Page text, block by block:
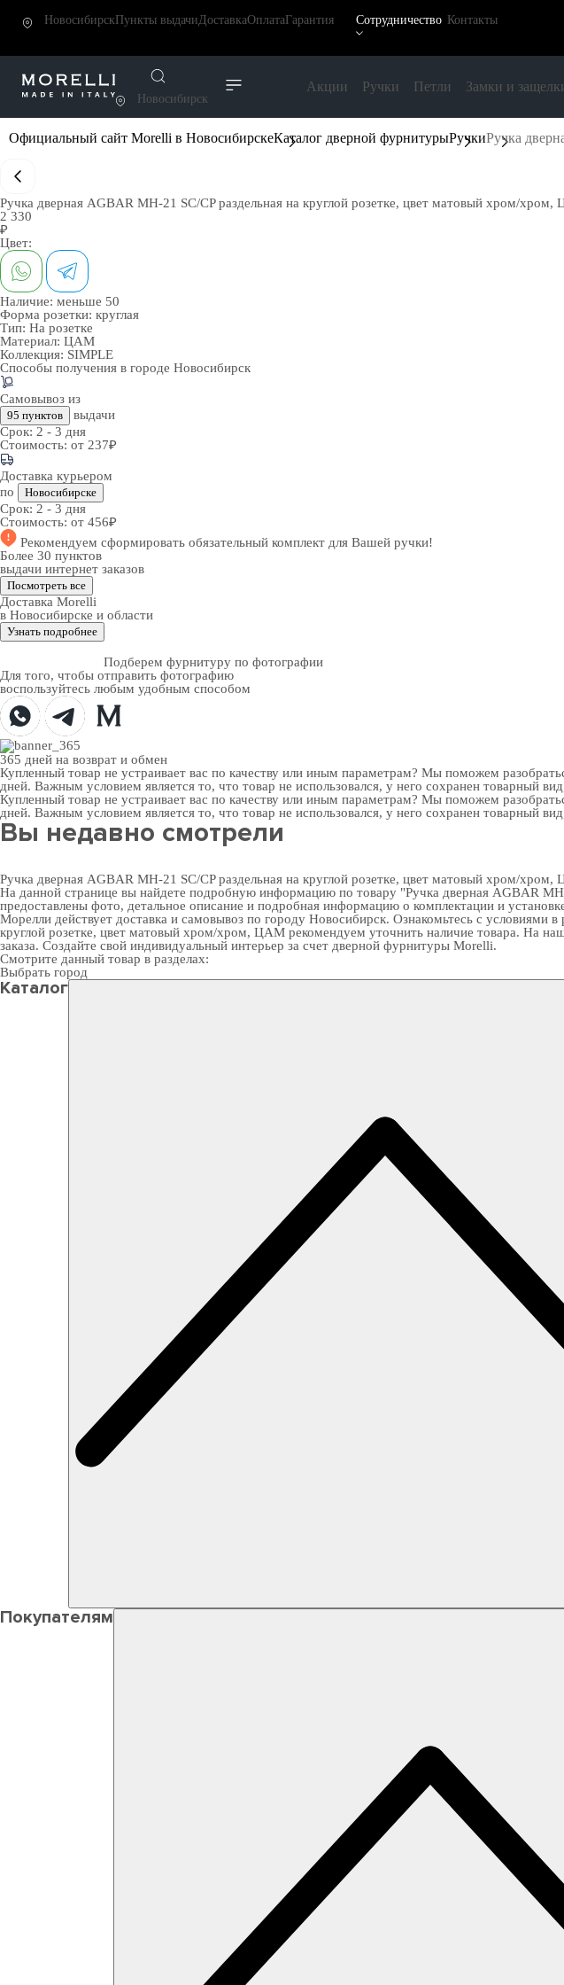
НовосибирскПункты выдачиДоставкаОплатаГарантия Сотрудничество Контакты
Новосибирск
Акции Ручки Петли Замки и
Официальный сайт Morelli в НовосибирскеКаталог дверной фурнитурыРучкиРучка
Ручка дверная AGBAR MH-21 SC/CP раздельная на круглой розетке, цвет матовый хром/
2 330
₽
Цвет:
Наличие: меньше 50
Форма розетки: круглая
Тип: На розетке
Материал: ЦАМ
Коллекция: SIMPLE
Способы получения в городе Новосибирск
Самовывоз из
95 пунктов
выдачи
Срок: 2 - 3 дня
Стоимость: от 237₽
Доставка курьером
по
Новосибирске
Срок: 2 - 3 дня
Стоимость: от 456₽
Рекомендуем сформировать обязательный комплект для Вашей ручки!
Более 30 пунктов
выдачи интернет заказов
Посмотреть все
Доставка Morelli
в Новосибирске и области
Узнать подробнее
Подберем фурнитуру по фотографии
Для того, чтобы отправить фотографию
воспользуйтесь любым удобным способом
365 дней на возврат и обмен
Купленный товар не устраивает вас по качеству или иным параметрам? Мы поможем
дней. Важным условием является то, что товар не использовался, у него сохранен товарный
Купленный товар не устраивает вас по качеству или иным параметрам? Мы поможем
дней. Важным условием является то, что товар не использовался, у него сохранен товарный
Вы недавно смотрели
Ручка дверная AGBAR MH-21 SC/CP раздельная на круглой розетке, цвет матовый хром/
На данной странице вы найдете подробную информацию по товару "Ручка дверная AGBAR
предоставлены фото, детальное описание и подробная информацию о комплектации и
Морелли действует доставка и самовывоз по городу Новосибирск. Ознакомьтесь с условиями в
круглой розетке, цвет матовый хром/хром, ЦАМ рекомендуем уточнить наличие товара. На
заказа. Создайте свой индивидуальный интерьер за счет дверной фурнитуры Morelli.
Смотрите данный товар в разделах:
Выбрать город
Каталог
Покупателям